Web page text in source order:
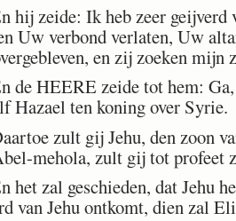
hij zeide: Ik heb zeer geijverd
Uw verbond verlaten, Uw
en zij zoeken mijn
de HEERE zeide tot hem:
Hazael ten koning over Syrie.
zult gij Jehu, den zoon
mehola, zult gij tot profeet
het zal geschieden, dat Jehu
van Jehu ontkomt, dien zal